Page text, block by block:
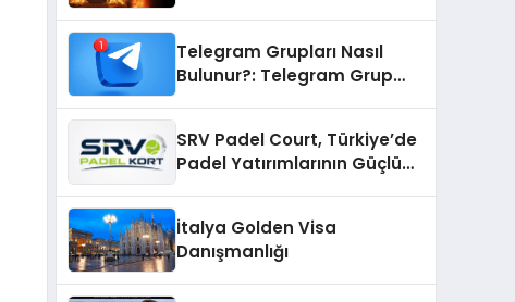
Telegram Grupları Nasıl
Bulunur?: Telegram Grup
SRV Padel Court, Türkiye’de
Padel Yatırımlarının Güçlü
İtalya Golden Visa
Danışmanlığı